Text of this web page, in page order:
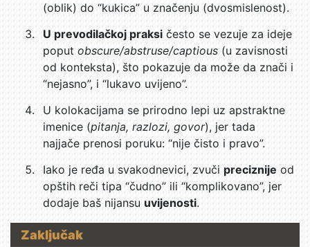
(oblik) do “kukica” u značenju (dvosmislenost).
U prevodilačkoj praksičesto se vezuje za ideje
poputobscure/abstruse/captious(u zavisnosti
od konteksta), što pokazuje da može da znači i
“nejasno”, i “lukavo uvijeno”.
U kolokacijama se prirodno lepi uz apstraktne
imenice (pitanja, razlozi, govor), jer tada
najjače prenosi poruku: “nije čisto i pravo”.
Iako je ređa u svakodnevici, zvuči preciznije od
opštih reči tipa “čudno” ili “komplikovano”, jer
dodaje baš nijansu uvijenosti.
Zaključak